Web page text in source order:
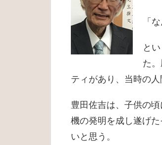
「
と
た
ティがあり、当時の人
豊田佐吉は、子供の
機の発明を成し遂げ
いと思う。